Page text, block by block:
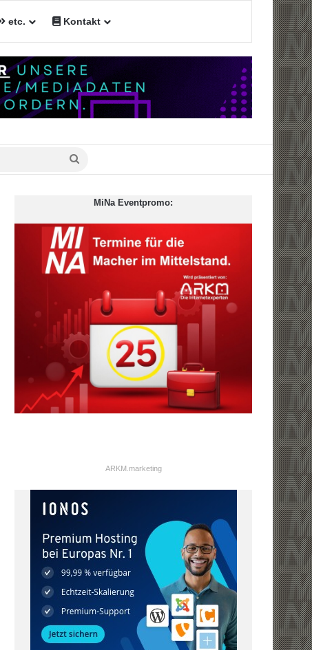
etc. Kontakt
MiNa Eventpromo:
ARKM.marketing